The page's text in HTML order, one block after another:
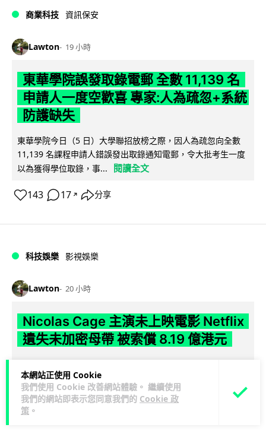
本網站正使用 Cookie
我們使用 Cookie 改善網站體驗。 繼續使用
我們的網站即表示您同意我們的 Cookie 政
策 。
商業科技 資訊保安
Lawton 19 小時
東華學院誤發取錄電郵 全數 11,139 名
申請人一度空歡喜 專家:人為疏忽+系統
防護缺失
東華學院今日（5 日）大學聯招放榜之際，因人為疏忽向全數
11,139 名課程申請人錯誤發出取錄通知電郵，令大批考生一度
以為獲得學位取錄，事...
閱讀全文
143 17 ↗ 分享
科技娛樂 影視娛樂
Lawton 20 小時
Nicolas Cage 主演未上映電影 Netflix
遺失未加密母帶 被索償 8.19 億港元
映的 Nicolas Cage 電影《Fortitude》母帶亦告失蹤。電影...
閱讀全文
162